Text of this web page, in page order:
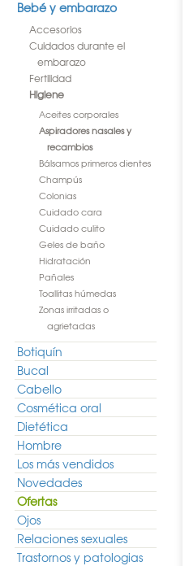
Bebé y embarazo
Accesorios
Cuidados durante el
embarazo
Fertilidad
Higiene
Aceites corporales
Aspiradores nasales y
recambios
Bálsamos primeros dientes
Champús
Colonias
Cuidado cara
Cuidado culito
Geles de baño
Hidratación
Pañales
Toallitas húmedas
Zonas irritadas o
agrietadas
Botiquín
Bucal
Cabello
Cosmética oral
Dietética
Hombre
Los más vendidos
Novedades
Ofertas
Ojos
Relaciones sexuales
Trastornos y patologias
Recambios
2.15 €